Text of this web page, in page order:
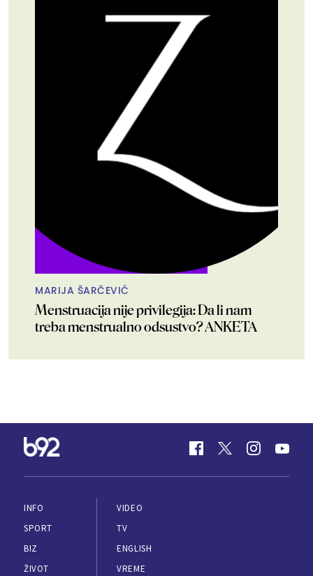
MARIJA ŠARČEVIĆ
Menstruacija nije privilegija: Da li nam
treba menstrualno odsustvo? ANKETA
INFO
SPORT
BIZ
ŽIVOT
VIDEO
TV
ENGLISH
VREME